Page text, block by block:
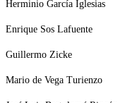
Herminio García Iglesias
Enrique Sos Lafuente
Guillermo Zicke
Mario de Vega Turienzo